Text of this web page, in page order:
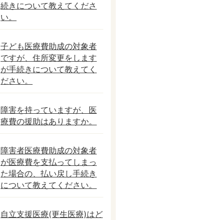
続きについて教えてくださ
い。
子ども医療費助成の対象者
ですが、住所変更をします
が手続きについて教えてく
ださい。
障害を持っていますが、医
療費の援助はありますか。
障害者医療費助成の対象者
が医療費を支払ってしまっ
た場合の、払い戻し手続き
について教えてください。
自立支援医療(更生医療)はど